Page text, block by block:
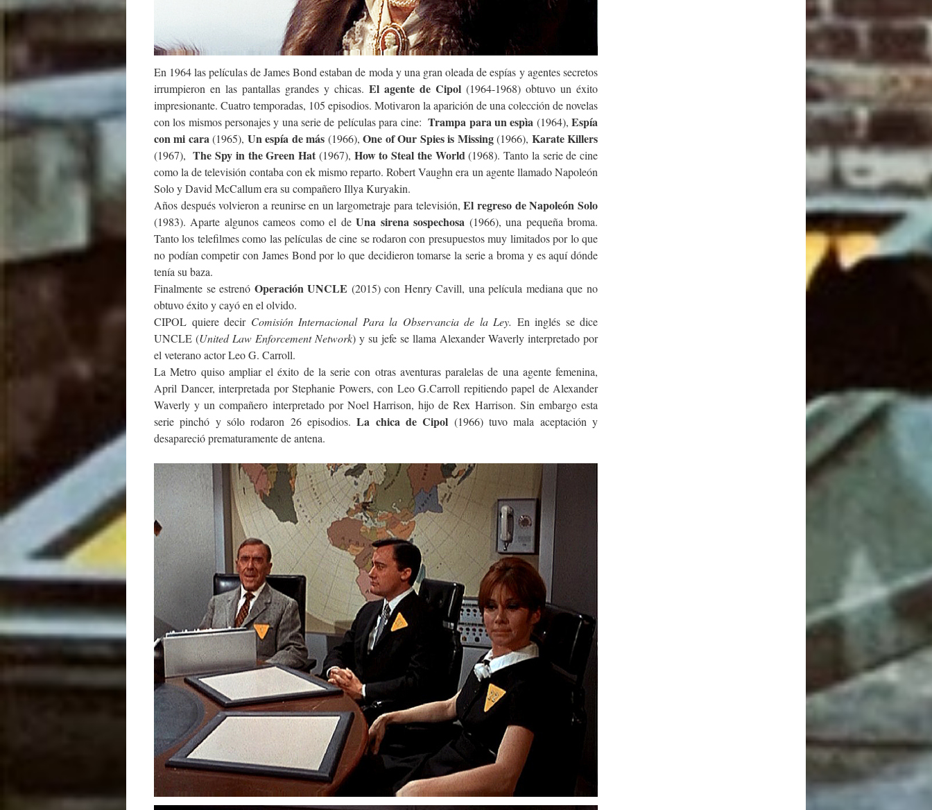
En 1964 las películas de James Bond estaban de moda y una gran oleada de espías y agentes secretos
irrumpieron en las pantallas grandes y chicas. El agente de Cipol (1964-1968) obtuvo un éxito
impresionante. Cuatro temporadas, 105 episodios. Motivaron la aparición de una colección de novelas
con los mismos personajes y una serie de películas para cine:Trampa para un espìa (1964),Espía
con mi cara(1965), Un espía de más (1966),One of Our Spies is Missing(1966), Karate Killers
(1967),The Spy in the Green Hat (1967), How to Steal the World(1968). Tanto la serie de cine
como la de televisión contaba con ek mismo reparto. Robert Vaughn era un agente llamado Napoleón
Solo y David McCallum era su compañero Illya Kuryakin.
Años después volvieron a reunirse en un largometraje para televisión,El regreso de Napoleón Solo
(1983). Aparte algunos cameos como el deUna sirena sospechosa (1966), una pequeña broma.
Tanto los telefilmes como las películas de cine se rodaron con presupuestos muy limitados por lo que
no podían competir con James Bond por lo que decidieron tomarse la serie a broma y es aquí dónde
tenía su baza.
Finalmente se estrenó Operación UNCLE (2015) con Henry Cavill, una película mediana que no
obtuvo éxito y cayó en el olvido.
CIPOL quiere decir Comisión Internacional Para la Observancia de la Ley. En inglés se dice
UNCLE (United Law Enforcement Network) y su jefe se llama Alexander Waverly interpretado por
el veterano actor Leo G. Carroll.
La Metro quiso ampliar el éxito de la serie con otras aventuras paralelas de una agente femenina,
April Dancer, interpretada por Stephanie Powers, con Leo G.Carroll repitiendo papel de Alexander
Waverly y un compañero interpretado por Noel Harrison, hijo de Rex Harrison. Sin embargo esta
serie pinchó y sólo rodaron 26 episodios.La chica de Cipol (1966) tuvo mala aceptación y
desapareció prematuramente de antena.